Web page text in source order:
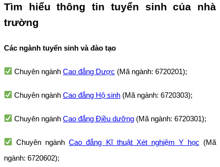
Tìm hiểu thông tin tuyển sinh của nhà
trường
Các ngành tuyển sinh và đào tạo
Chuyên ngànhCao đẳng Dược (Mã ngành: 6720201);
Chuyên ngànhCao đẳng Hộ sinh (Mã ngành: 6720303);
Chuyên ngànhCao đẳng Điều dưỡng (Mã ngành: 6720301);
Chuyên ngànhCao đẳng Kĩ thuật Xét nghiệm Y học (Mã
ngành: 6720602);